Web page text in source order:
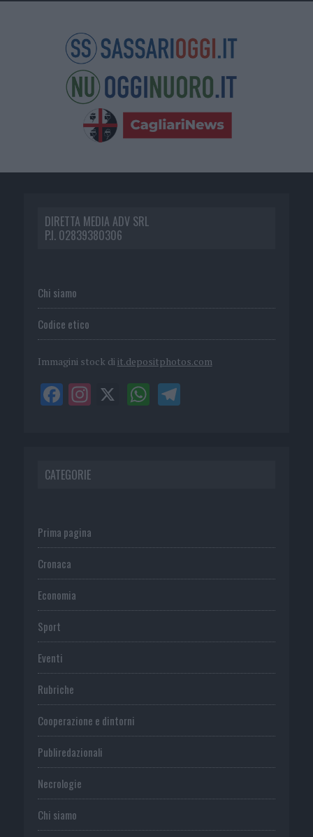
DIRETTA MEDIA ADV SRL
P.I. 02839380306
Chi siamo
Codice etico
Immagini stock di it.depositphotos.com
CATEGORIE
Prima pagina
Cronaca
Economia
Sport
Eventi
Rubriche
Cooperazione e dintorni
Publiredazionali
Necrologie
Chi siamo